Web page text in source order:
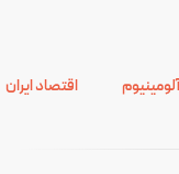
اقتصاد ایران